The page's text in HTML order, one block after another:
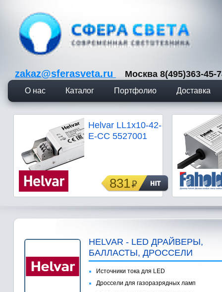
zakaz@sferasveta.ru Москва 8(495)363-
О нас Каталог Портфолио Доставка
Helvar LL1x10-42-
E-CC 5527001
831
HELVAR - LED ДРАЙВЕРЫ,
БАЛЛАСТЫ, ДРОССЕЛИ
Источники тока для LED
Дроссели для газоразрядных ламп